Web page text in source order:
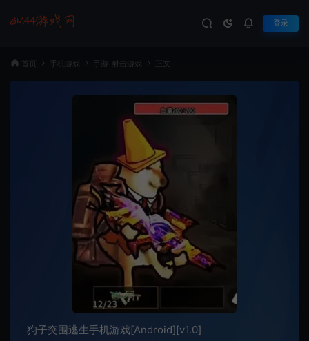
登录
首页 手机游戏 手游-射击游戏 正文
狗子突围逃生手机游戏[Android][v1.0]